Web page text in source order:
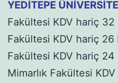
YEDİTEPE
Fakültesi KDV hariç 32
Fakültesi KDV hariç 26
Fakültesi KDV hariç
Mimarlık Fakültesi